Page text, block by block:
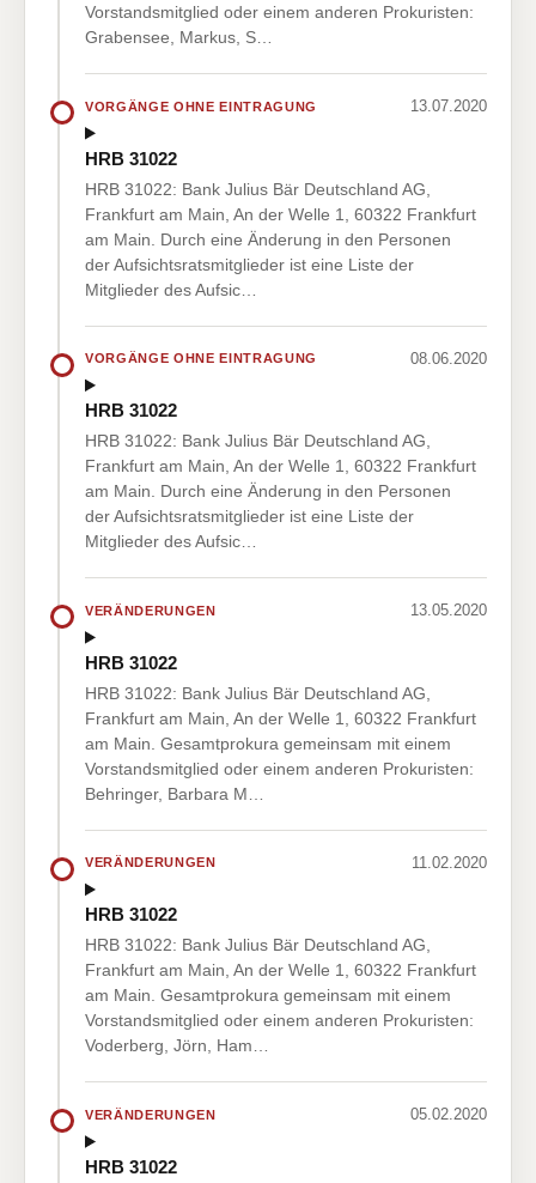
Vorstandsmitglied oder einem anderen Prokuristen:
Grabensee, Markus, S…
VORGÄNGE OHNE EINTRAGUNG 13.07.2020
HRB 31022
HRB 31022: Bank Julius Bär Deutschland AG,
Frankfurt am Main, An der Welle 1, 60322 Frankfurt
am Main. Durch eine Änderung in den Personen
der Aufsichtsratsmitglieder ist eine Liste der
Mitglieder des Aufsic…
VORGÄNGE OHNE EINTRAGUNG 08.06.2020
HRB 31022
HRB 31022: Bank Julius Bär Deutschland AG,
Frankfurt am Main, An der Welle 1, 60322 Frankfurt
am Main. Durch eine Änderung in den Personen
der Aufsichtsratsmitglieder ist eine Liste der
Mitglieder des Aufsic…
VERÄNDERUNGEN 13.05.2020
HRB 31022
HRB 31022: Bank Julius Bär Deutschland AG,
Frankfurt am Main, An der Welle 1, 60322 Frankfurt
am Main. Gesamtprokura gemeinsam mit einem
Vorstandsmitglied oder einem anderen Prokuristen:
Behringer, Barbara M…
VERÄNDERUNGEN 11.02.2020
HRB 31022
HRB 31022: Bank Julius Bär Deutschland AG,
Frankfurt am Main, An der Welle 1, 60322 Frankfurt
am Main. Gesamtprokura gemeinsam mit einem
Vorstandsmitglied oder einem anderen Prokuristen:
Voderberg, Jörn, Ham…
VERÄNDERUNGEN 05.02.2020
HRB 31022